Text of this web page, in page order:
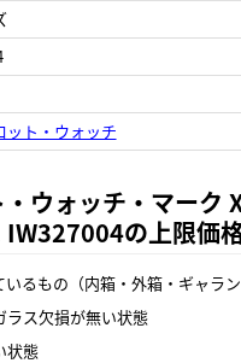
ット・ウォッチ
ウォッチ・マーク
IW327004の上限価
るもの（内箱・外箱・ギャラン
ラス欠損が無い状態
状態